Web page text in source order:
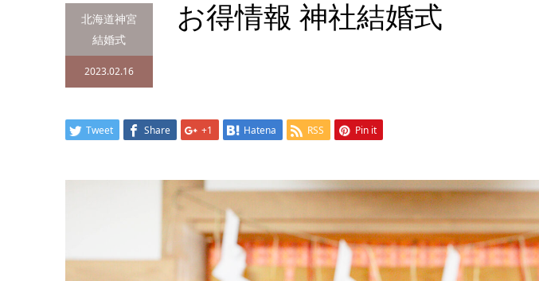
北海道神宮
結婚式
2023.02.16
お得情報 神社結婚式
Tweet Share +1 Hatena RSS Pin it